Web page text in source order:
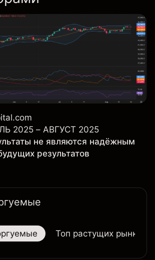
2025 – АВГУСТ 2025
не являются надёжным
результатов
Топ растущих рынков